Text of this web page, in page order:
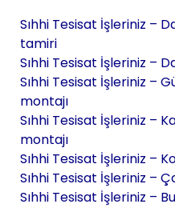
Sıhhi Tesisat İşleriniz –
tamiri
Sıhhi Tesisat İşleriniz –
Sıhhi Tesisat İşleriniz –
montajı
Sıhhi Tesisat İşleriniz –
montajı
Sıhhi Tesisat İşleriniz –
Sıhhi Tesisat İşleriniz –
Sıhhi Tesisat İşleriniz –